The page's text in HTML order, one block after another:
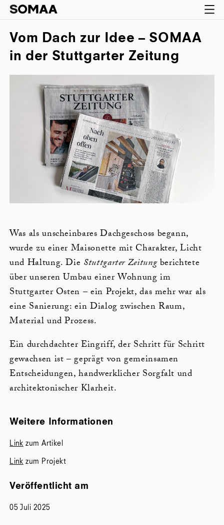
Vom Dach zur Idee – SOMAA
in der Stuttgarter Zeitung
Was als unscheinbares Dachgeschoss begann,
wurde zu einer Maisonette mit Charakter, Licht
und Haltung. Die Stuttgarter Zeitungberichtete
über unseren Umbau einer Wohnung im
Stuttgarter Osten – ein Projekt, das mehr war als
eine Sanierung: ein Dialog zwischen Raum,
Material und Prozess.
Ein durchdachter Eingriff, der Schritt für Schritt
gewachsen ist – geprägt von gemeinsamen
Entscheidungen, handwerklicher Sorgfalt und
architektonischer Klarheit.
Weitere Informationen
Link zum Artikel
Link zum Projekt
Veröffentlicht am
05 Juli 2025